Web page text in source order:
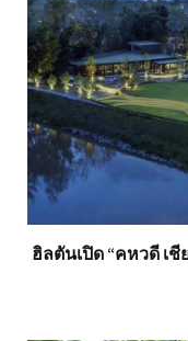
ฮิลตันเปิด “คหวดี เ